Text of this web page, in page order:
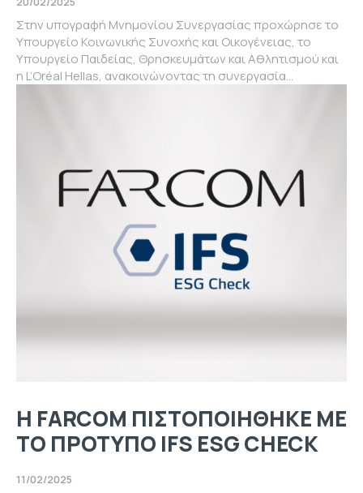
Στην υπογραφή Μνημονίου Συνεργασίας προχώρησε το
Υπουργείο Κοινωνικής Συνοχής και Οικογένειας, το
Υπουργείο Παιδείας, Θρησκευμάτων και Αθλητισμού και
η L’Oréal Hellas, ανακοινώνοντας τη συνεργασία...
Η FARCOM ΠΙΣΤΟΠΟΙΗΘΗΚΕ ΜΕ
ΤΟ ΠΡΟΤΥΠΟ IFS ESG CHECK
11/02/2025